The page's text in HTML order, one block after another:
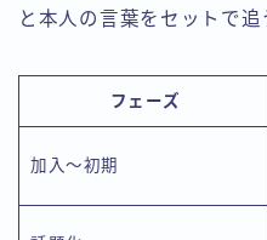
と本人の言葉をセットで追
フェーズ
加入〜初期